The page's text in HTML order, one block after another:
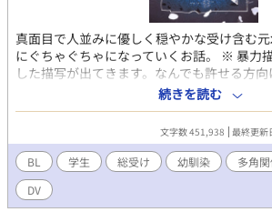
「帰り道」追加（差し込み）しました。話
せん。
真面目で人並みに優しく穏やかな受け含む
にぐちゃぐちゃになっていくお話。 ※ 暴力
した描写が出てきます。なんでも許せる方
要素有りスワッピングNTRBSS風肉体的総受
ッチ受けがいます）です。 愛はあります。
けに登場人物紹介に受け攻め詳細書いてま
活発わんこ幼馴染彼氏攻め ・真面目オカン
攻め（恋人持ち） ・ダウナー系公民担任教師
わチャラ先輩 ・幼馴染の恋人のクールビッ
続きを読む
文字数 451,938 最終更新
BL 学生 総受け 幼馴染 多角
DV